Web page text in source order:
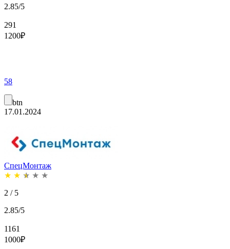
2.85/5
291
1200₽
58
btn
17.01.2024
СпецМонтаж
★ ★ ★ ★ ★
2 / 5
2.85/5
1161
1000₽